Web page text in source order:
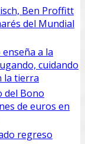
Ben Proffitt
del Mundial
enseña a la
cuidando
la tierra
del Bono
de euros en
regreso